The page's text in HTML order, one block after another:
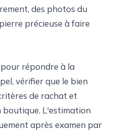
des photos du
précieuse à faire
répondre à la
vérifier que le bien
de rachat et
boutique. L'estimation
après examen par